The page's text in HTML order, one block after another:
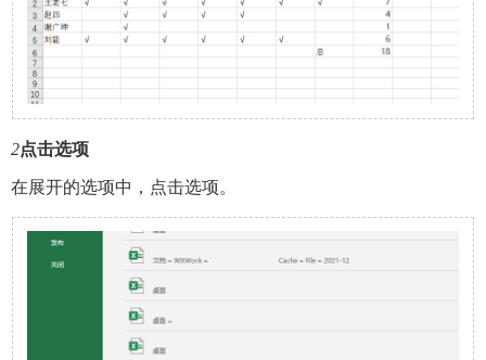
2点击选项
在展开的选项中，点击选项。